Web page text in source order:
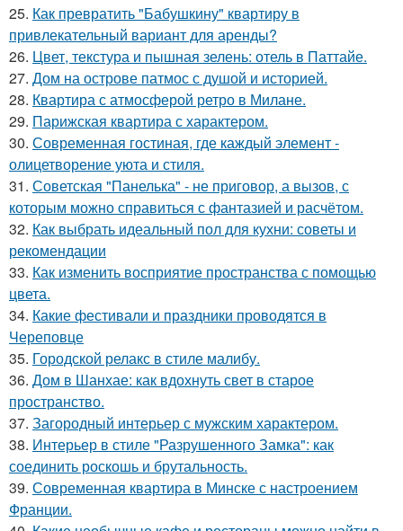
25. Как превратить "Бабушкину" квартиру в
привлекательный вариант для аренды?
26. Цвет, текстура и пышная зелень: отель в Паттайе.
27. Дом на острове патмос с душой и историей.
28. Квартира с атмосферой ретро в Милане.
29. Парижская квартира с характером.
30. Современная гостиная, где каждый элемент -
олицетворение уюта и стиля.
31. Советская "Панелька" - не приговор, а вызов, с
которым можно справиться с фантазией и расчётом.
32. Как выбрать идеальный пол для кухни: советы и
рекомендации
33. Как изменить восприятие пространства с помощью
цвета.
34. Какие фестивали и праздники проводятся в
Череповце
35. Городской релакс в стиле малибу.
36. Дом в Шанхае: как вдохнуть свет в старое
пространство.
37. Загородный интерьер с мужским характером.
38. Интерьер в стиле "Разрушенного Замка": как
соединить роскошь и брутальность.
39. Современная квартира в Минске с настроением
Франции.